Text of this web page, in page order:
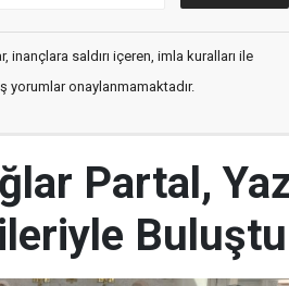
saldırı içeren, imla kuralları ile
yorumlar onaylanmamaktadır.
Partal,
Buluştu